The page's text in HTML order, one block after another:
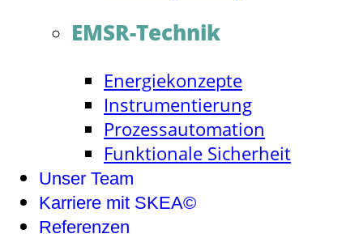
EMSR-Technik
Energiekonzepte
Instrumentierung
Prozessautomation
Funktionale Sicherheit
Unser Team
Karriere mit SKEA©
Referenzen